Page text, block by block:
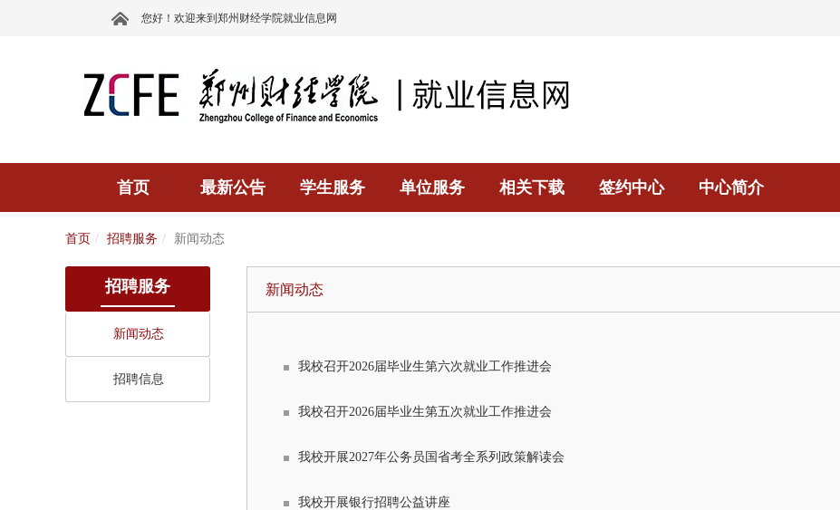
您好！欢迎来到郑州财经学院就业信息网
首页 最新公告 学生服务 单位服务 相关下载 签约中心 中心简介
首页 招聘服务 新闻动态
招聘服务
新闻动态
招聘信息
新闻动态
我校召开2026届毕业生第六次就业工作推进会
我校召开2026届毕业生第五次就业工作推进会
我校开展2027年公务员国省考全系列政策解读会
我校开展银行招聘公益讲座